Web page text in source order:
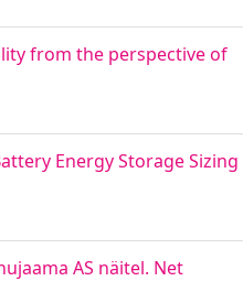
from the perspective of
Energy Storage Sizing
AS näitel. Net